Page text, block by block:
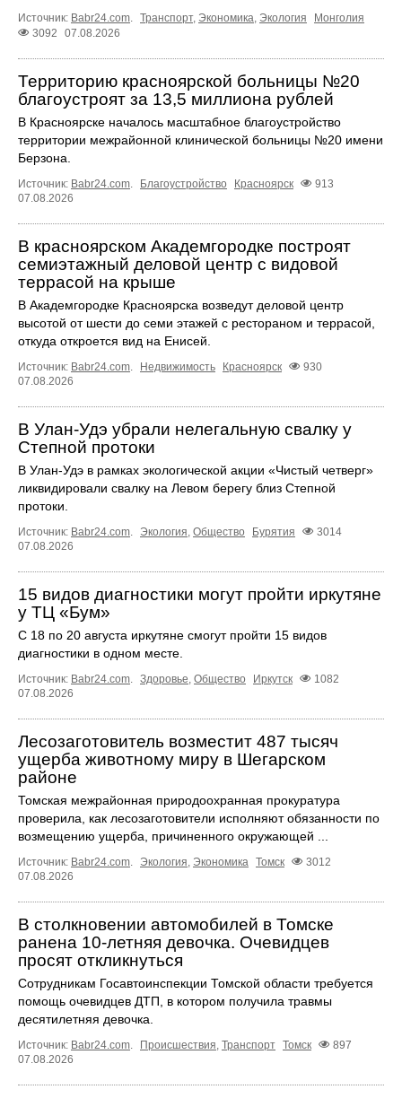
Источник: Babr24.com Транспорт, Экономика Экология
Монголия
3092
07.08.2026
Территорию красноярской больницы №20
благоустроят за 13,5 миллиона рублей
В Красноярске началось масштабное благоустройство
территории межрайонной клинической больницы №20 имени
Берзона.
Источник: Babr24.com Благоустройство Красноярск
913
07.08.2026
В красноярском Академгородке построят
семиэтажный деловой центр с видовой
террасой на крыше
В Академгородке Красноярска возведут деловой центр
высотой от шести до семи этажей с рестораном и террасой,
откуда откроется вид на Енисей.
Источник: Babr24.com. Недвижимость Красноярск
930
07.08.2026
В Улан-Удэ убрали нелегальную свалку у
Степной протоки
В Улан-Удэ в рамках экологической акции «Чистый четверг»
ликвидировали свалку на Левом берегу близ Степной
протоки.
Источник: Babr24.com. Экология, Общество Бурятия
3014
07.08.2026
15 видов диагностики могут пройти иркутяне
у ТЦ «Бум»
С 18 по 20 августа иркутяне смогут пройти 15 видов
диагностики в одном месте.
Источник: Babr24.com. Здоровье, Общество Иркутск
1082
07.08.2026
Лесозаготовитель возместит 487 тысяч
ущерба животному миру в Шегарском
районе
Томская межрайонная природоохранная прокуратура
проверила, как лесозаготовители исполняют обязанности по
возмещению ущерба, причиненного окружающей ...
Источник: Babr24.com. Экология, Экономика Томск
3012
07.08.2026
В столкновении автомобилей в Томске
ранена 10-летняя девочка. Очевидцев
просят откликнуться
Сотрудникам Госавтоинспекции Томской области требуется
помощь очевидцев ДТП, в котором получила травмы
десятилетняя девочка.
Источник: Babr24.com. Происшествия, Транспорт Томск
897
07.08.2026